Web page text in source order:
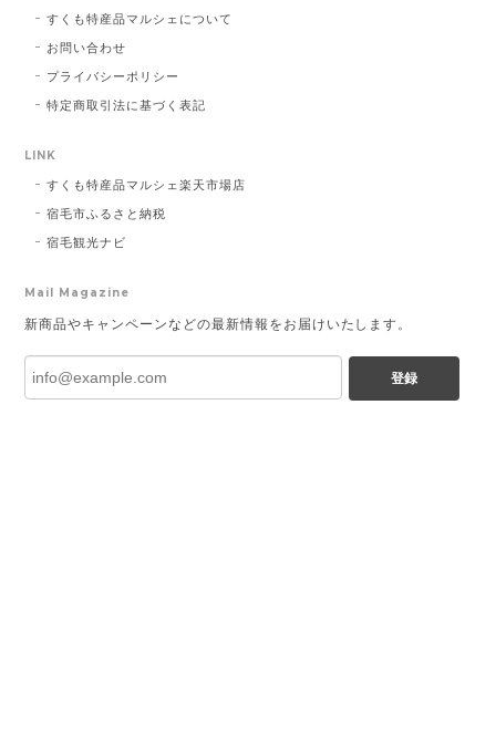
すくも特産品マルシェについて
お問い合わせ
プライバシーポリシー
特定商取引法に基づく表記
LINK
すくも特産品マルシェ楽天市場店
宿毛市ふるさと納税
宿毛観光ナビ
Mail Magazine
新商品やキャンペーンなどの最新情報をお届けいたします。
登録